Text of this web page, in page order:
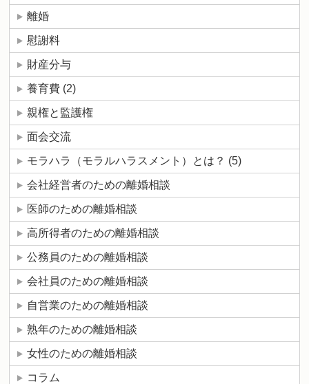
離婚
慰謝料
財産分与
養育費 (2)
親権と監護権
面会交流
モラハラ（モラルハラスメント）とは？ (5)
会社経営者のための離婚相談
医師のための離婚相談
高所得者のための離婚相談
公務員のための離婚相談
会社員のための離婚相談
自営業のための離婚相談
熟年のための離婚相談
女性のための離婚相談
コラム